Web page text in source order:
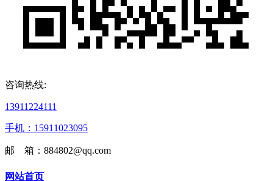
咨询热线:
13911224111
手机：15911023095
邮 箱：884802@qq.com
网站首页